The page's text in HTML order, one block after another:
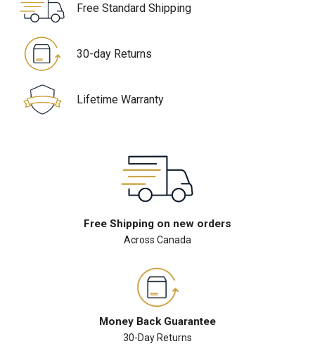
Free Standard Shipping
30-day Returns
Lifetime Warranty
Free Shipping on new orders
Across Canada
Money Back Guarantee
30-Day Returns